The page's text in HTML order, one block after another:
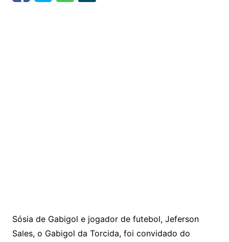
Sósia de Gabigol e jogador de futebol, Jeferson
Sales, o Gabigol da Torcida, foi convidado do